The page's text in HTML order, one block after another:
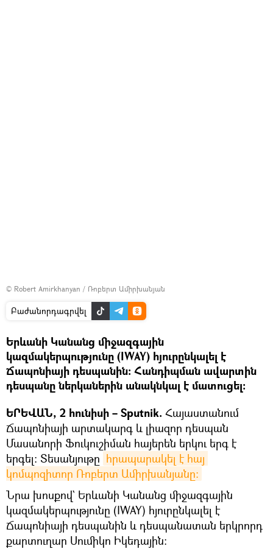
© Robert Amirkhanyan / Ռոբերտ Ամիրխանյան
Բաժանորդագրվել
Երևանի Կանանց միջազգային
կազմակերպությունը (IWAY) հյուրընկալել է
Ճապոնիայի դեսպանին։ Հանդիպման ավարտին
դեսպանը ներկաներին անակնկալ է մատուցել։
ԵՐԵՎԱՆ, 2 հունիսի – Sputnik. Հայաստանում
Ճապոնիայի արտակարգ և լիազոր դեսպան
Մասանորի Ֆուկուշիման հայերեն երկու երգ է
երգել։ Տեսանյութը հրապարակել է հայ
կոմպոզիտոր Ռոբերտ Ամիրխանյանը։
Նրա խոսքով` Երևանի Կանանց միջազգային
կազմակերպությունը (IWAY) հյուրընկալել է
Ճապոնիայի դեսպանին և դեսպանատան երկրորդ
քարտուղար Սումիկո Իկեդային։